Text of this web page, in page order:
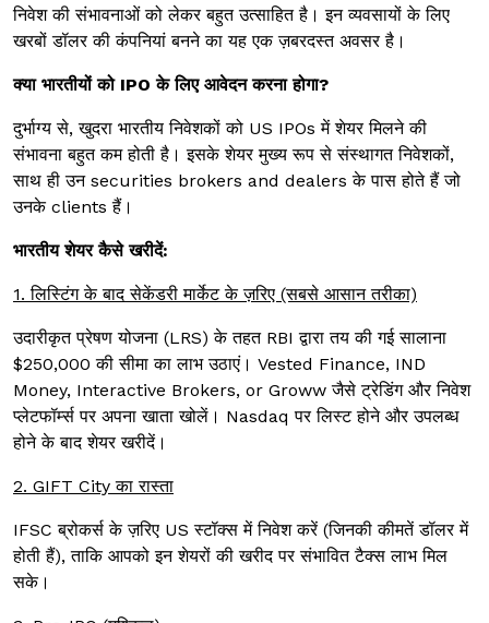
निवेश की संभावनाओं को लेकर बहुत उत्साहित है। इन व्यवसायों के लिए
खरबों डॉलर की कंपनियां बनने का यह एक ज़बरदस्त अवसर है।
क्या भारतीयों को IPO के लिए आवेदन करना होगा?
दुर्भाग्य से, खुदरा भारतीय निवेशकों को US IPOs में शेयर मिलने की
संभावना बहुत कम होती है। इसके शेयर मुख्य रूप से संस्थागत निवेशकों,
साथ ही उन securities brokers and dealers के पास होते हैं जो
उनके clients हैं।
भारतीय शेयर कैसे खरीदें:
1. लिस्टिंग के बाद सेकेंडरी मार्केट के ज़रिए (सबसे आसान तरीका)
उदारीकृत प्रेषण योजना (LRS) के तहत RBI द्वारा तय की गई सालाना
$250,000 की सीमा का लाभ उठाएं। Vested Finance, IND
Money, Interactive Brokers, or Groww जैसे ट्रेडिंग और निवेश
प्लेटफॉर्म्स पर अपना खाता खोलें। Nasdaq पर लिस्ट होने और उपलब्ध
होने के बाद शेयर खरीदें।
2. GIFT City का रास्ता
IFSC ब्रोकर्स के ज़रिए US स्टॉक्स में निवेश करें (जिनकी कीमतें डॉलर में
होती हैं), ताकि आपको इन शेयरों की खरीद पर संभावित टैक्स लाभ मिल
सके।